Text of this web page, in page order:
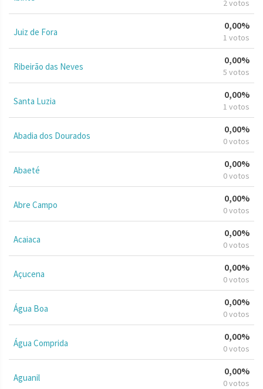
2 votos
Juiz de Fora
0,00%
1 votos
Ribeirão das Neves
0,00%
5 votos
Santa Luzia
0,00%
1 votos
Abadia dos Dourados
0,00%
0 votos
Abaeté
0,00%
0 votos
Abre Campo
0,00%
0 votos
Acaiaca
0,00%
0 votos
Açucena
0,00%
0 votos
Água Boa
0,00%
0 votos
Água Comprida
0,00%
0 votos
Aguanil
0,00%
0 votos